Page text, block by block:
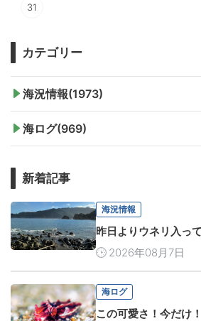
31
カテゴリー
海況情報(1973)
海ログ(969)
新着記事
海況情報
昨日よりウネリ入っ
2026年08月7日
海ログ
この可愛さ！今だけ！